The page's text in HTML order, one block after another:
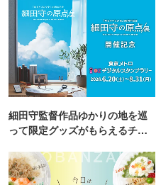
細田守監督作品ゆかりの地を巡
って限定グッズがもらえるチャ